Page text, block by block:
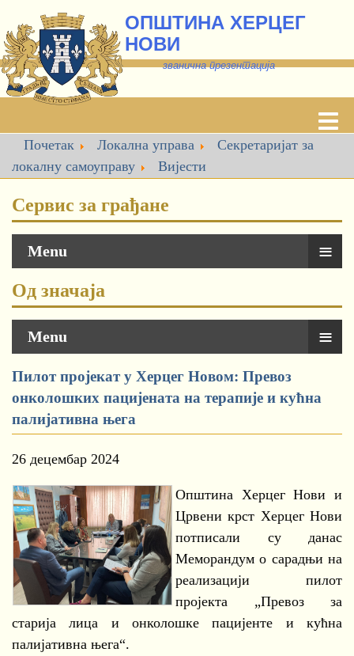
ОПШТИНА ХЕРЦЕГ
НОВИ
званична презентација
Почетак Локална управа
Секретаријат за
локалну самоуправу
Вијести
Сервис за грађане
Menu ≡
Од значаја
Menu ≡
Пилот пројекат у Херцег Новом: Превоз
онколошких пацијената на терапије и кућна
палијативна њега
26 децембар 2024
Општина Херцег Нови и
Црвени крст Херцег Нови
потписали су данас
Меморандум о сарадњи на
реализацији пилот
пројекта „Превоз за
старија лица и онколошке пацијенте и кућна
палијативна њега“.